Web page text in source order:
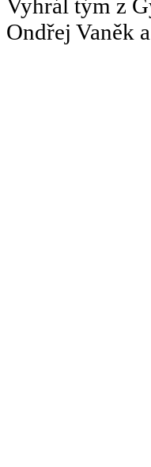
Vyhrál tým z
Ondřej Vaněk